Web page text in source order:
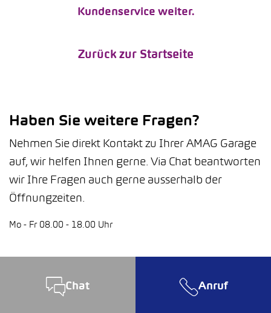
Kundenservice weiter.
Zurück zur Startseite
Haben Sie weitere Fragen?
Nehmen Sie direkt Kontakt zu Ihrer AMAG Garage
auf, wir helfen Ihnen gerne. Via Chat beantworten
wir Ihre Fragen auch gerne ausserhalb der
Öffnungzeiten.
Mo - Fr 08.00 - 18.00 Uhr
Chat Anruf